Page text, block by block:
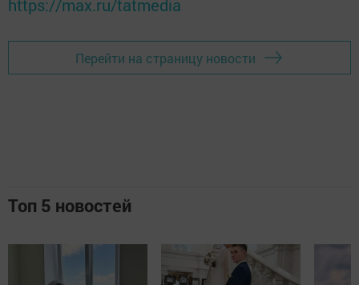
https://max.ru/tatmedia
Перейти на страницу новости
Топ 5 новостей